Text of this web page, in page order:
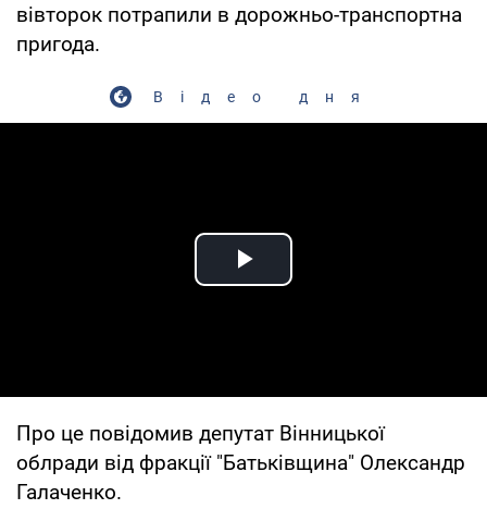
вівторок потрапили в дорожньо-транспортна
пригода.
Відео дня
Play Video
Про це повідомив депутат Вінницької
облради від фракції "Батьківщина" Олександр
Галаченко.